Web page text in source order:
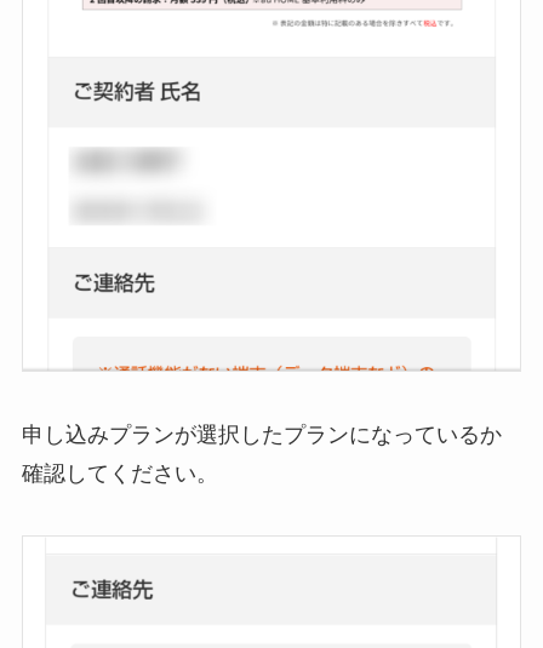
申し込みプランが選択したプランになっているか
確認してください。